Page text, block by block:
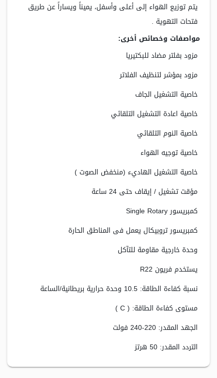
يتم توزيع الهواء إلى أعلى وأسفل، يميناً ويساراً عن طريق
فتحات التهوية .
مواصفات وخصائص أخرى:
مزود بفلتر مضاد للبكتيريا
مزود بمؤشر لتنظيف الفلاتر
خاصية التشغيل الجاف
خاصية اعادة التشغيل التلقائي
خاصية النوم التلقائي
خاصية توجيه الهواء
خاصية التشغيل الهاديء (منخفض الصوت )
مؤقت تشغيل / إيقاف حتى 24 ساعة
كمبريسور Single Rotary
كمبريسور تروبيكال يعمل فى المناطق الحارة
وحدة خارجية مقاومة للتآكل
يستخدم فريون R22
نسبة كفاءة الطاقة: 10.5 وحدة حرارية بريطانية/الساعة
مستوى كفاءة الطاقة: ( C )
الجهد المقدر: 220-240 فولت
التردد المقدر: 50 هرتز